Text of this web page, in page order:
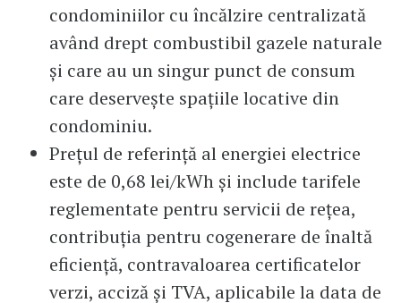
condominiilor cu încălzire centralizată
având drept combustibil gazele naturale
şi care au un singur punct de consum
care deserveşte spaţiile locative din
condominiu.
Preţul de referinţă al energiei electrice
este de 0,68 lei/kWh şi include tarifele
reglementate pentru servicii de reţea,
contribuţia pentru cogenerare de înaltă
eficienţă, contravaloarea certificatelor
verzi, acciză şi TVA, aplicabile la data de